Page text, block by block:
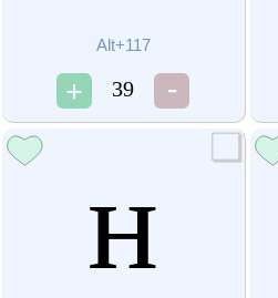
Alt+117
39
н